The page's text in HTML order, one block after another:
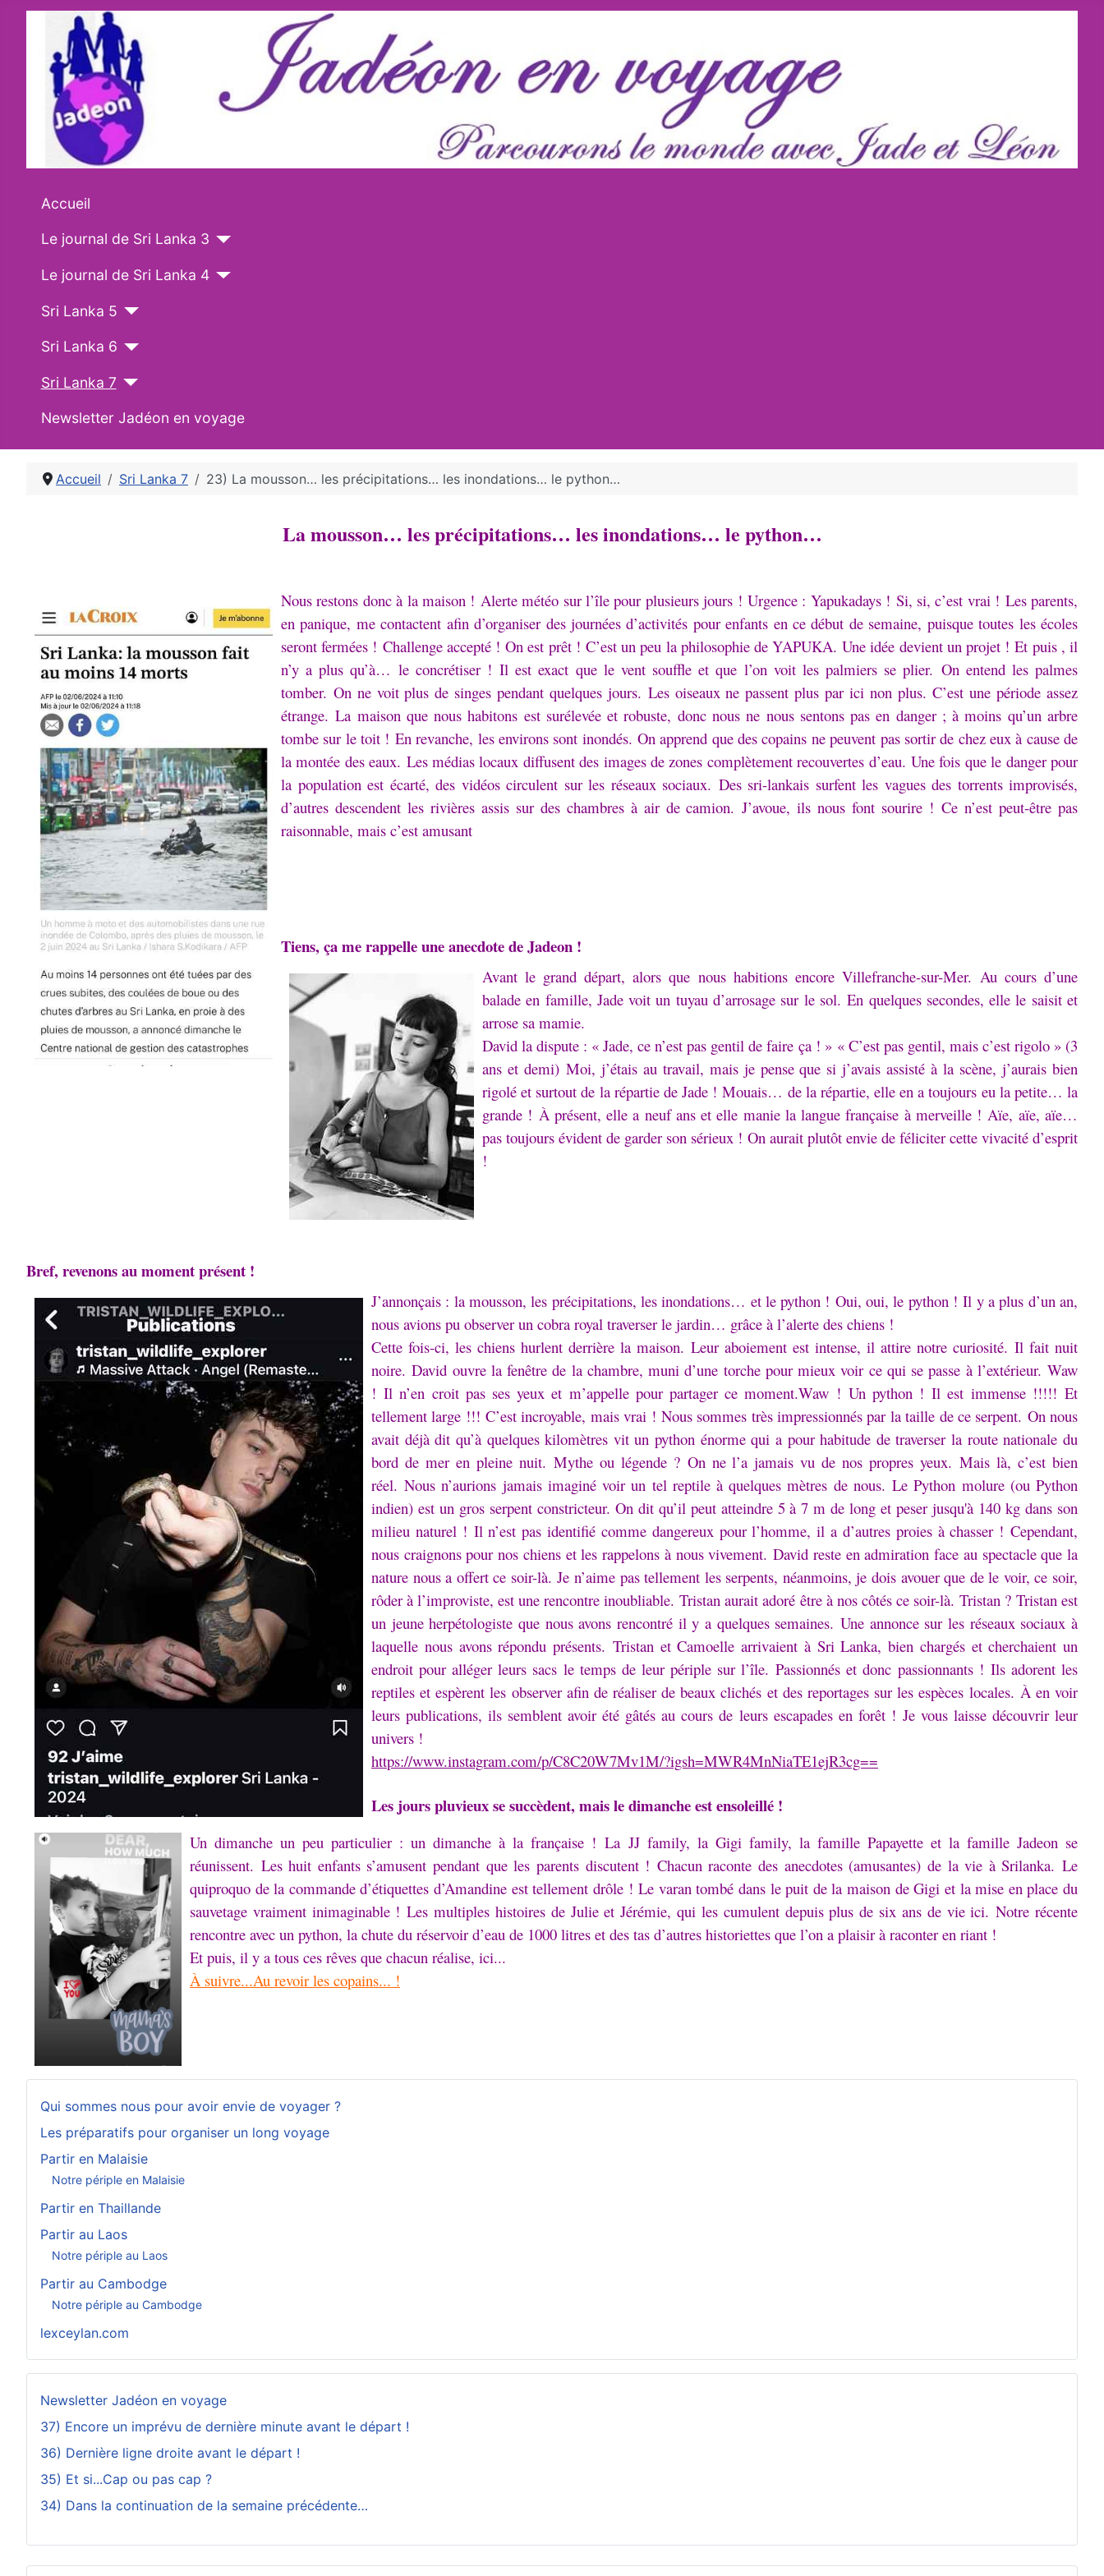
Accueil
Le journal de Sri Lanka 3
Le journal de Sri Lanka 4
Sri Lanka 5
Sri Lanka 6
Sri Lanka 7
Newsletter Jadéon en voyage
Accueil Sri Lanka 7 23) La mousson… les précipitations… les inondations… le python…
La mousson… les précipitations… les inondations… le python…
Nous restons donc à la maison ! Alerte météo sur l’île pour plusieurs jours !Urgence : Yapukadays ! Si, si, c’est vrai ! Les parents,
en panique, me contactent afin d’organiser des journées d’activités pour enfants en ce début de semaine, puisque toutes les écoles
seront fermées ! Challenge accepté !On est prêt ! C’est un peu la philosophie de YAPUKA.Une idée devient un projet !Et puis , il
n’y a plus qu’à… le concrétiser !Il est exact que le vent souffle et que l’on voit les palmiers se plier. On entend les palmes
tomber. On ne voit plus de singes pendant quelques jours. Les oiseaux ne passent plus par ici non plus.C’est une période assez
étrange.La maison que nous habitons est surélevée et robuste, donc nous ne nous sentons pas en danger ; à moins qu’un arbre
tombe sur le toit ! En revanche, les environs sont inondés. On apprend que des copains ne peuvent pas sortir de chez eux à cause de
la montée des eaux. Les médias locaux diffusent des images de zones complètement recouvertes d’eau.Une fois que le danger pour
la population est écarté, des vidéos circulent sur les réseaux sociaux. Des sri-lankais surfent les vagues des torrents improvisés,
d’autres descendent les rivières assis sur des chambres à air de camion.J’avoue, ils nous font sourire !Ce n’est peut-être pas
raisonnable, mais c’est amusant
Tiens, ça me rappelle une anecdote de Jadeon !
Avant le grand départ, alors que nous habitions encore Villefranche-sur-Mer. Au cours d’une
balade en famille, Jade voit un tuyau d’arrosage sur le sol.En quelques secondes, elle le saisit et
arrose sa mamie.
David la dispute : « Jade, ce n’est pas gentil de faire ça ! » « C’est pas gentil, mais c’est rigolo » (3
ans et demi) Moi, j’étais au travail, mais je pense que si j’avais assisté à la scène, j’aurais bien
rigolé et surtout de la répartie de Jade !Mouais… de la répartie, elle en a toujours eu la petite… la
grande ! À présent, elle a neuf ans et elle manie la langue française à merveille !Aïe, aïe, aïe…
pas toujours évident de garder son sérieux ! On aurait plutôt envie de féliciter cette vivacité d’esprit
!
Bref, revenons au moment présent !
J’annonçais : la mousson, les précipitations, les inondations… et le python ! Oui, oui, le python !Il y a plus d’un an,
nous avions pu observer un cobra royal traverser le jardin… grâce à l’alerte des chiens !
Cette fois-ci, les chiens hurlent derrière la maison. Leur aboiement est intense, il attire notre curiosité. Il fait nuit
noire.David ouvre la fenêtre de la chambre, muni d’une torche pour mieux voir ce qui se passe à l’extérieur. Waw
!Il n’en croit pas ses yeux et m’appelle pour partager ce moment.Waw ! Un python !Il est immense !!!!!Et
tellement large !!!C’est incroyable, mais vrai ! Nous sommes très impressionnés par la taille de ce serpent. On nous
avait déjà dit qu’à quelques kilomètres vit un python énorme qui a pour habitude de traverser la route nationale du
bord de mer en pleine nuit. Mythe ou légende ? On ne l’a jamais vu de nos propres yeux.Mais là, c’est bien
réel.Nous n’aurions jamais imaginé voir un tel reptile à quelques mètres de nous.Le Python molure (ou Python
indien) est un gros serpent constricteur. On dit qu’il peut atteindre 5 à 7 m de long et peser jusqu'à 140 kg dans son
milieu naturel ! Il n’est pas identifié comme dangereux pour l’homme, il a d’autres proies à chasser ! Cependant,
nous craignons pour nos chiens et les rappelons à nous vivement.David reste en admiration face au spectacle que la
nature nous a offert ce soir-là.Je n’aime pas tellement les serpents, néanmoins, je dois avouer que de le voir, ce soir,
rôder à l’improviste, est une rencontre inoubliable.Tristan aurait adoré être à nos côtés ce soir-là. Tristan ? Tristan est
un jeune herpétologiste que nous avons rencontré il y a quelques semaines. Une annonce sur les réseaux sociaux à
laquelle nous avons répondu présents. Tristan et Camoelle arrivaient à Sri Lanka, bien chargés et cherchaient un
endroit pour alléger leurs sacs le temps de leur périple sur l’île.Passionnés et donc passionnants ! Ils adorent les
reptiles et espèrent les observer afin de réaliser de beaux clichés et des reportages sur les espèces locales. À en voir
leurs publications, ils semblent avoir été gâtés au cours de leurs escapades en forêt ! Je vous laisse découvrir leur
univers !
https://www.instagram.com/p/C8C20W7Mv1M/?igsh=MWR4MnNiaTE1ejR3cg==
Les jours pluvieux se succèdent, mais le dimanche est ensoleillé !
Un dimanche un peu particulier : un dimanche à la française !La JJ family, la Gigi family, la famille Papayette et la famille Jadeon se
réunissent. Les huit enfants s’amusent pendant que les parents discutent ! Chacun raconte des anecdotes (amusantes) de la vie à Srilanka.Le
quiproquo de la commande d’étiquettes d’Amandine est tellement drôle !Le varan tombé dans le puit de la maison de Gigi et la mise en place du
sauvetage vraiment inimaginable !Les multiples histoires de Julie et Jérémie, qui les cumulent depuis plus de six ans de vie ici.Notre récente
rencontre avec un python, la chute du réservoir d’eau de 1000 litres et des tas d’autres historiettes que l’on a plaisir à raconter en riant !
Et puis, il y a tous ces rêves que chacun réalise, ici...
À suivre...Au revoir les copains... !
Qui sommes nous pour avoir envie de voyager ?
Les préparatifs pour organiser un long voyage
Partir en Malaisie
Notre périple en Malaisie
Partir en Thaillande
Partir au Laos
Notre périple au Laos
Partir au Cambodge
Notre périple au Cambodge
lexceylan.com
Newsletter Jadéon en voyage
37) Encore un imprévu de dernière minute avant le départ !
36) Dernière ligne droite avant le départ !
35) Et si...Cap ou pas cap ?
34) Dans la continuation de la semaine précédente…